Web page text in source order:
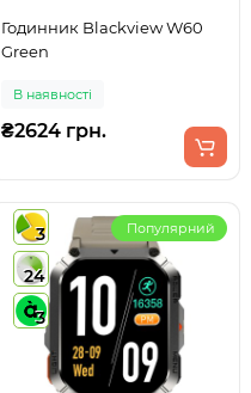
Годинник Blackview W60
Green
В наявності
₴2624 грн.
3
24
3
Популярний